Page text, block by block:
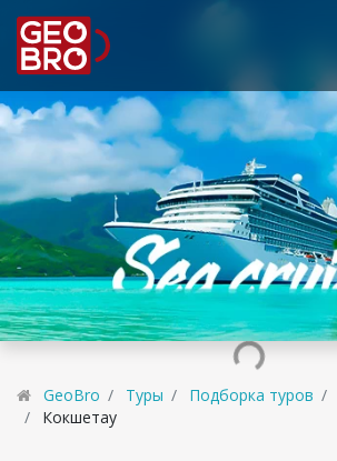
GeoBro Туры Подборка туров
Кокшетау